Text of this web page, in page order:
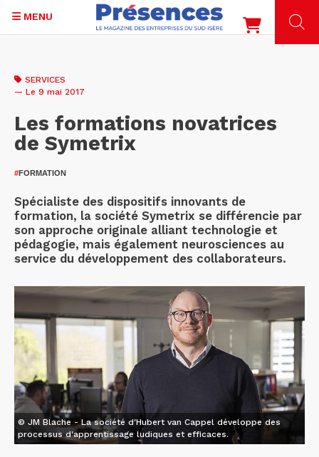
contenu
MENU
SERVICES
— Le 9 mai 2017
Les formations novatrices
de Symetrix
#FORMATION
Spécialiste des dispositifs innovants de
formation, la société Symetrix se différencie par
son approche originale alliant technologie et
pédagogie, mais également neurosciences au
service du développement des collaborateurs.
© JM Blache - La société d'Hubert van Cappel développe des
processus d'apprentissage ludiques et efficaces.